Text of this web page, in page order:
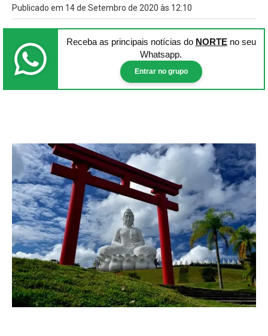
Publicado em 14 de Setembro de 2020 às 12:10
Receba as principais notícias do NORTEno seu
Whatsapp.
Entrar no grupo